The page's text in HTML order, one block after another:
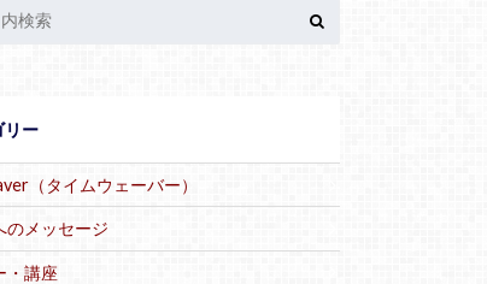
リー
（タイムウェーバー）
のメッセージ
・講座